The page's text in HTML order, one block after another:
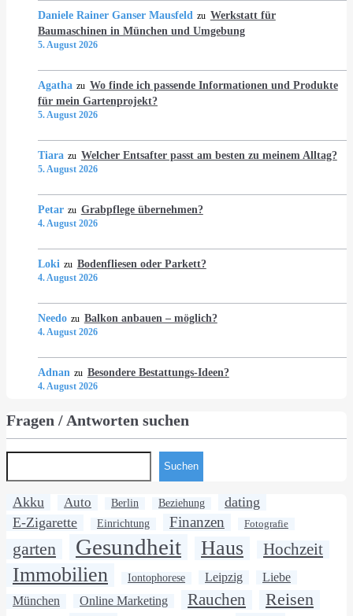
Daniele Rainer Ganser Mausfeld zu Werkstatt für
Baumaschinen in München und Umgebung
5. August 2026
Agatha zu Wo finde ich passende Informationen und Produkte
für mein Gartenprojekt?
5. August 2026
Tiara zu Welcher Entsafter passt am besten zu meinem Alltag?
5. August 2026
Petar zu Grabpflege übernehmen?
4. August 2026
Loki zu Bodenfliesen oder Parkett?
4. August 2026
Needo zu Balkon anbauen – möglich?
4. August 2026
Adnan zu Besondere Bestattungs-Ideen?
4. August 2026
Fragen / Antworten suchen
Suchen
Akku Auto Berlin Beziehung
dating
E-Zigarette
Einrichtung Finanzen Fotografie
garten Gesundheit Haus Hochzeit
Immobilien Iontophorese Leipzig Liebe
München Online Marketing Rauchen Reisen